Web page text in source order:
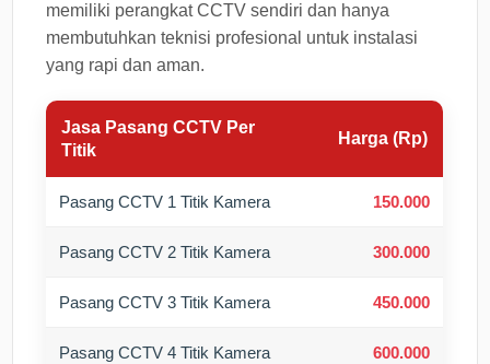
memiliki perangkat CCTV sendiri dan hanya
membutuhkan teknisi profesional untuk instalasi
yang rapi dan aman.
Jasa Pasang CCTV Per
Titik
Harga (Rp)
Pasang CCTV 1 Titik Kamera 150.000
Pasang CCTV 2 Titik Kamera 300.000
Pasang CCTV 3 Titik Kamera 450.000
Pasang CCTV 4 Titik Kamera 600.000